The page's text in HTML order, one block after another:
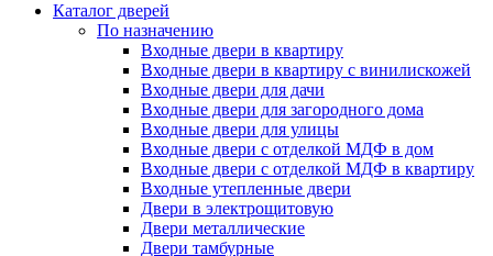
Каталог дверей
По назначению
Входные двери в квартиру
Входные двери в квартиру с винилискожей
Входные двери для дачи
Входные двери для загородного дома
Входные двери для улицы
Входные двери с отделкой МДФ в дом
Входные двери с отделкой МДФ в квартиру
Входные утепленные двери
Двери в электрощитовую
Двери металлические
Двери тамбурные